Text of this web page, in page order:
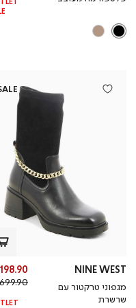
NINE WEST
מגפוני טרקטור עם
שרשרת
198.90 ₪
699.90 ₪